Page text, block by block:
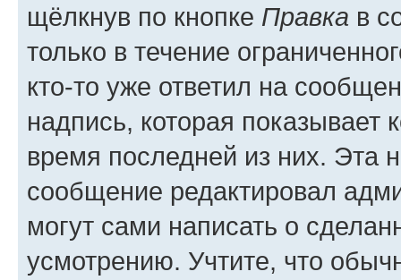
щёлкнув по кнопке Правка в
только в течение
кто-то уже ответил на
надпись, которая показывает
время последней из них. Эта
сообщение редактировал
могут сами написать о
усмотрению. Учтите, что